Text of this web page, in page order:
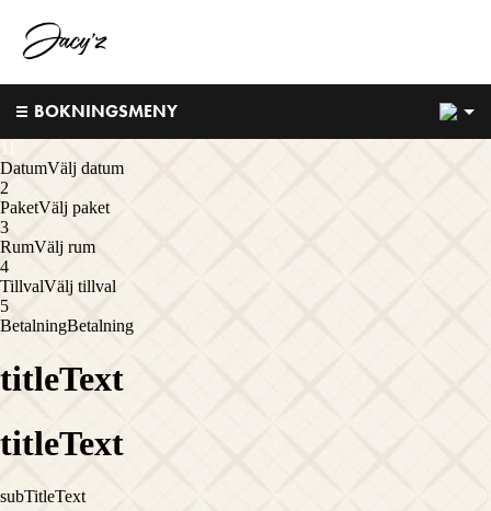
BOKNINGSMENY
1
DatumVälj datum
2
PaketVälj paket
3
RumVälj rum
4
TillvalVälj tillval
5
BetalningBetalning
titleText
titleText
subTitleText